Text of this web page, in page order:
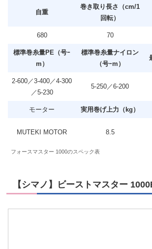
自重
巻き取り長さ（cm/1
回転）
680 70
標準巻糸量PE（号ｰ
m）
標準巻糸量ナイロン
（号ｰm）
2-600／3-400／4-300
／5-230
5-250／6-200
モーター 実用巻げ上力（kg）
MUTEKI MOTOR 8.5
フォースマスター 1000のスペック表
【シマノ】ビーストマスター